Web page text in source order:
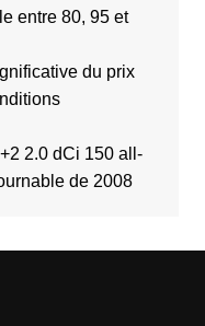
entre 80, 95 et
du prix
2.0 dCi 150 all-
de 2008